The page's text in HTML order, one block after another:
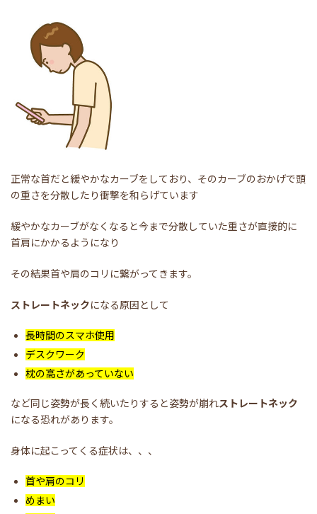
正常な首だと緩やかなカーブをしており、そのカーブのおかげで頭
の重さを分散したり衝撃を和らげています
緩やかなカーブがなくなると今まで分散していた重さが直接的に
首肩にかかるようになり
その結果首や肩のコリに繋がってきます。
ストレートネックになる原因として
長時間のスマホ使用
デスクワーク
枕の高さがあっていない
など同じ姿勢が長く続いたりすると姿勢が崩れストレートネック
になる恐れがあります。
身体に起こってくる症状は、、、
首や肩のコリ
めまい